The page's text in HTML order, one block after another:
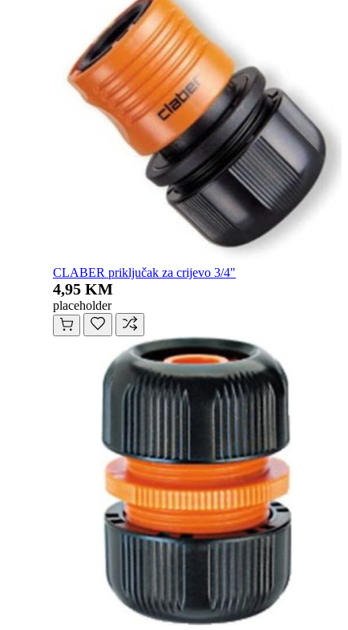
CLABER priključak za crijevo 3/4"
4,95 KM
placeholder